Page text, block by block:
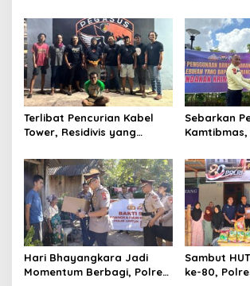
Justru Dipaksa Pindah
Serta
Kapolresta
Terlibat Pencurian Kabel
Tower, Residivis yang
Ditangkap Tim Gabungan di
Jeneponto
Sebarkan
Kamtibmas,
serta
Hari Bhayangkara Jadi
Momentum Berbagi, Polres
Sambut
ke-80,